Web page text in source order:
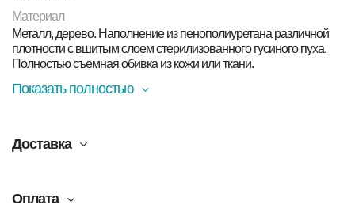
Материал
Металл, дерево. Наполнение из пенополиуретана различной
плотности с вшитым слоем стерилизованного гусиного пуха.
Полностью съемная обивка из кожи или ткани.
Показать полностью
Доставка
Оплата